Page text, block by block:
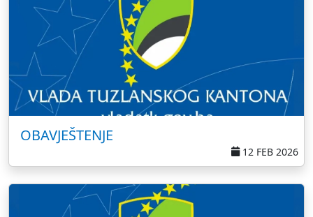
OBAVJEŠTENJE
12 FEB 2026